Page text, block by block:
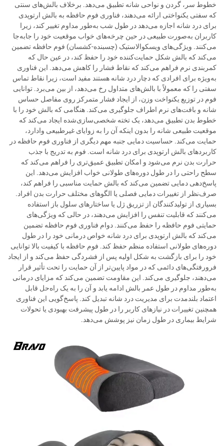
خطوط سر، گردن و نواحی شانه تطبیق می‌دهد. برخلاف بالش‌های سنتی
که سفتی یکنواختی ارائه می‌دهند، فناوری فوم حافظه به بالش ارتوپدی
برای درد شانه اجازه می‌دهد در طول شب به‌طور مداوم تغییر کند، زیرا
کاربران به‌صورت طبیعی در حین چرخه‌های خواب موقعیت خود را جابه‌جا
می‌کنند. ویژگی‌های ویسکوالاستیک (چسبنده-کشسان) فوم حافظه تضمین
می‌کند که بالش شکل حمایت‌کننده خود را حفظ کند، در عین حال که
کمربندی نرم فراهم می‌کند که نقاط فشار را کاهش می‌دهد. این فناوری
به‌ویژه برای افرادی که دچار درد شانه هستند مفید است، زیرا نقاط تماس
سفتی را که معمولاً با بالش‌های متداول رخ می‌دهد، از بین می‌برد. توانایی
فوم در توزیع یکنواخت وزن، از ایجاد فشار متمرکز روی مفاصل حساس
شانه و بافت‌های نرم اطراف جلوگیری می‌کند. هنگامی که بالش خود را با
خطوط بدن تطبیق می‌دهد، یک تخته شخصی‌سازی‌شده ایجاد می‌کند که
موقعیت طبیعی شانه را بدون اینکه آن را به زوایای غیرطبیعی وادارد،
حمایت می‌کند. حساسیت دمایی جنبه مهم دیگری از فناوری فوم حافظه در
کاربردهای بالش ارتوپدی برای درد شانه است. فوم به تدریج با جذب
حرارت بدن نرم می‌شود و امکان تطبیق عمیق‌تری را فراهم می‌کند که
سطح راحتی را در طول دوره‌های طولانی خواب افزایش می‌دهد. این
پاسخ‌دهی دمایی تضمین می‌کند که بالش حمایت مناسبی را فراهم کند،
صرف‌نظر از تغییرات دمایی فصلی یا الگوهای مختلف حرارت بدن افراد.
بسیاری از تولیدکنندگان از تزریق ژل یا ساختارهای سلول باز استفاده
می‌کنند که قابلیت تنفس را افزایش می‌دهند، در حالی که ویژگی‌های
حمایتی فوم حافظه را حفظ می‌کنند. دوام فناوری فوم حافظه تضمین
می‌کند که بالش ارتوپدی برای درد شانه خواص درمانی خود را در طول
دوره‌های طولانی استفاده منظم حفظ کند. فوم حافظه با کیفیت بالا توانایی
خود را برای بازگشت به شکل اولیه پس از فشردگی حفظ می‌کند و از ایجاد
فرورفتگی‌های دائمی که در مواد پایین‌تر از آن حمایت را تحت تأثیر قرار
می‌دهند، جلوگیری می‌کند. این مقاومت تضمین می‌کند که مزایای درمانی
به‌طور مداوم در طول عمر بالش ادامه یابد و آن را به یک راه‌حل قابل
اعتماد بلندمدت برای مدیریت درد شانه تبدیل کند. پاسخ‌گویی این فناوری
همچنین تغییرات در نیازهای کاربر را در طول پیشرفت بهبودی یا تحولات
شرایط بیماری در طول زمان نیز پوشش می‌دهد.